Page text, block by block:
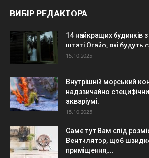
ВИБІР РЕДАКТОРА
14 найкращих будинків
штаті Огайо, які будуть
15.10.2025
Внутрішній морський
надзвичайно
акваріумі.
15.10.2025
Саме тут Вам слід
Вентилятор, щоб
приміщення,...